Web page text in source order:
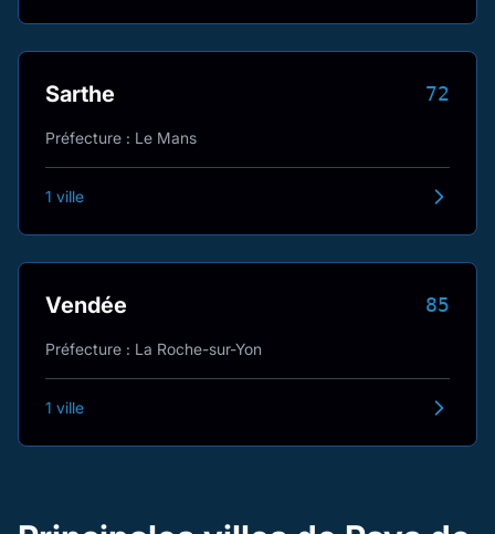
Sarthe 72
Préfecture : Le Mans
1 ville
Vendée 85
Préfecture : La Roche-sur-Yon
1 ville